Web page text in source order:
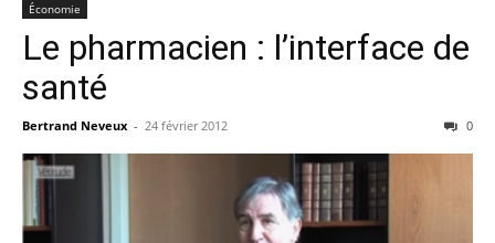
Économie
Le pharmacien : l’interface de
santé
Bertrand Neveux - 24 février 2012 0